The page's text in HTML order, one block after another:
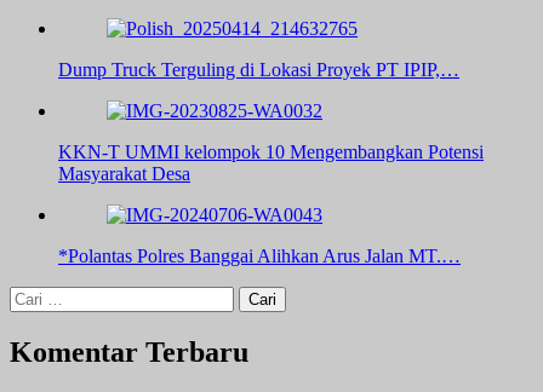
Dump Truck Terguling di Lokasi Proyek PT IPIP,…
KKN-T UMMI kelompok 10 Mengembangkan Potensi
Masyarakat Desa
*Polantas Polres Banggai Alihkan Arus Jalan MT.…
Cari
untuk:
Komentar Terbaru